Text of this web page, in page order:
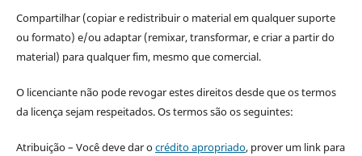
Compartilhar (copiar e redistribuir o material em qualquer suporte
ou formato) e/ou adaptar (remixar, transformar, e criar a partir do
material) para qualquer fim, mesmo que comercial.
O licenciante não pode revogar estes direitos desde que os termos
da licença sejam respeitados. Os termos são os seguintes:
Atribuição – Você deve dar ocrédito apropriado, prover um link para